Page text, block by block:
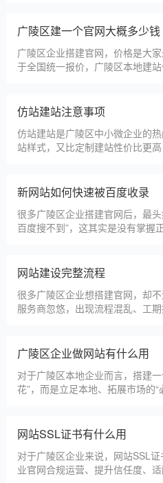
单实用的挑选技巧，帮大家轻松
先选择深耕建站行业多年
广陵区建一个官网大概多少钱
广陵区企业搭建官网，价格是大
于全国统一报价，广陵区本地建
形消费，完全符合本地企业的预
本地企业，推出4类核心建站套餐
仿站建站注意事项
仿站建站是广陵区中小微企业的
站样式，又比定制建站性价比更
反而得不偿失。结合百度最新算
今天详细梳理仿站建站的核心注
新网站如何快速被百度收录
很多广陵区企业搭建官网后，最
百度搜不到”，这其实是没有掌握
能操作。第一，完善网站基础信
先，确认网站域名已
网站建设完整流程
很多广陵区企业想搭建官网，却
服务商忽悠，出现流程混乱、工
帮助广陵区企业理清思路，顺利
需求沟通与方案确定。这是
广陵区企业做网站有什么用
对于广陵区本地企业而言，搭建
花”，而是立足本地、拓展市场的
门店有营业时间限制，官网24小
白天咨询、深夜了解
网站SSL证书有什么用
对于广陵区企业来说，网站SSL
业官网合规运营、提升信任度、